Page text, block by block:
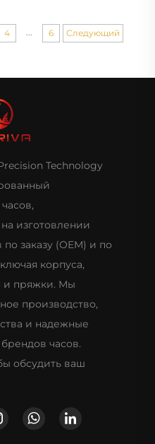
4 ... 6 Следующий
Technology
изготовлении
заказу (OEM) и по
корпуса,
и пряжки. Мы
производство,
и надежные
часов.
обсудить ваш